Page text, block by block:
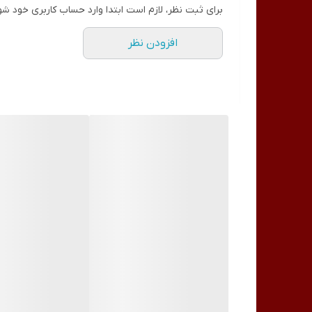
برای ثبت نظر، لازم است ابتدا وارد حساب کاربری خود
افزودن نظر